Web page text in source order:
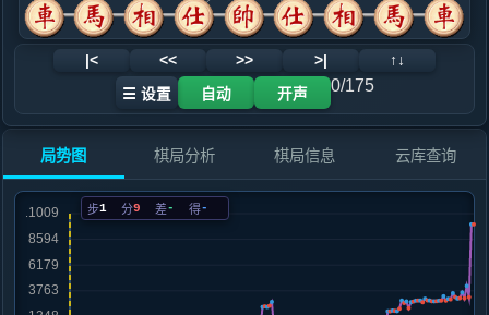
.....车１平２
红+2
12. 车八进九
红+0
红+6
红+0
兵三进一
.....砲３平２
红+0
14. 炮六平八
黑+12
兵三进一
.....马２进３
黑+13
15. 炮八进二
黑+61
.....砲２平１
16. 兵三进一
.....砲１进４
|< << >> >| ↑↓
☰ 设置 自动 开声 0/175
局势图 棋局分析 棋局信息 云库查询
步1 分9 差- 得-